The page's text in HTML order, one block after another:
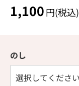
1,100円(税込)
のし